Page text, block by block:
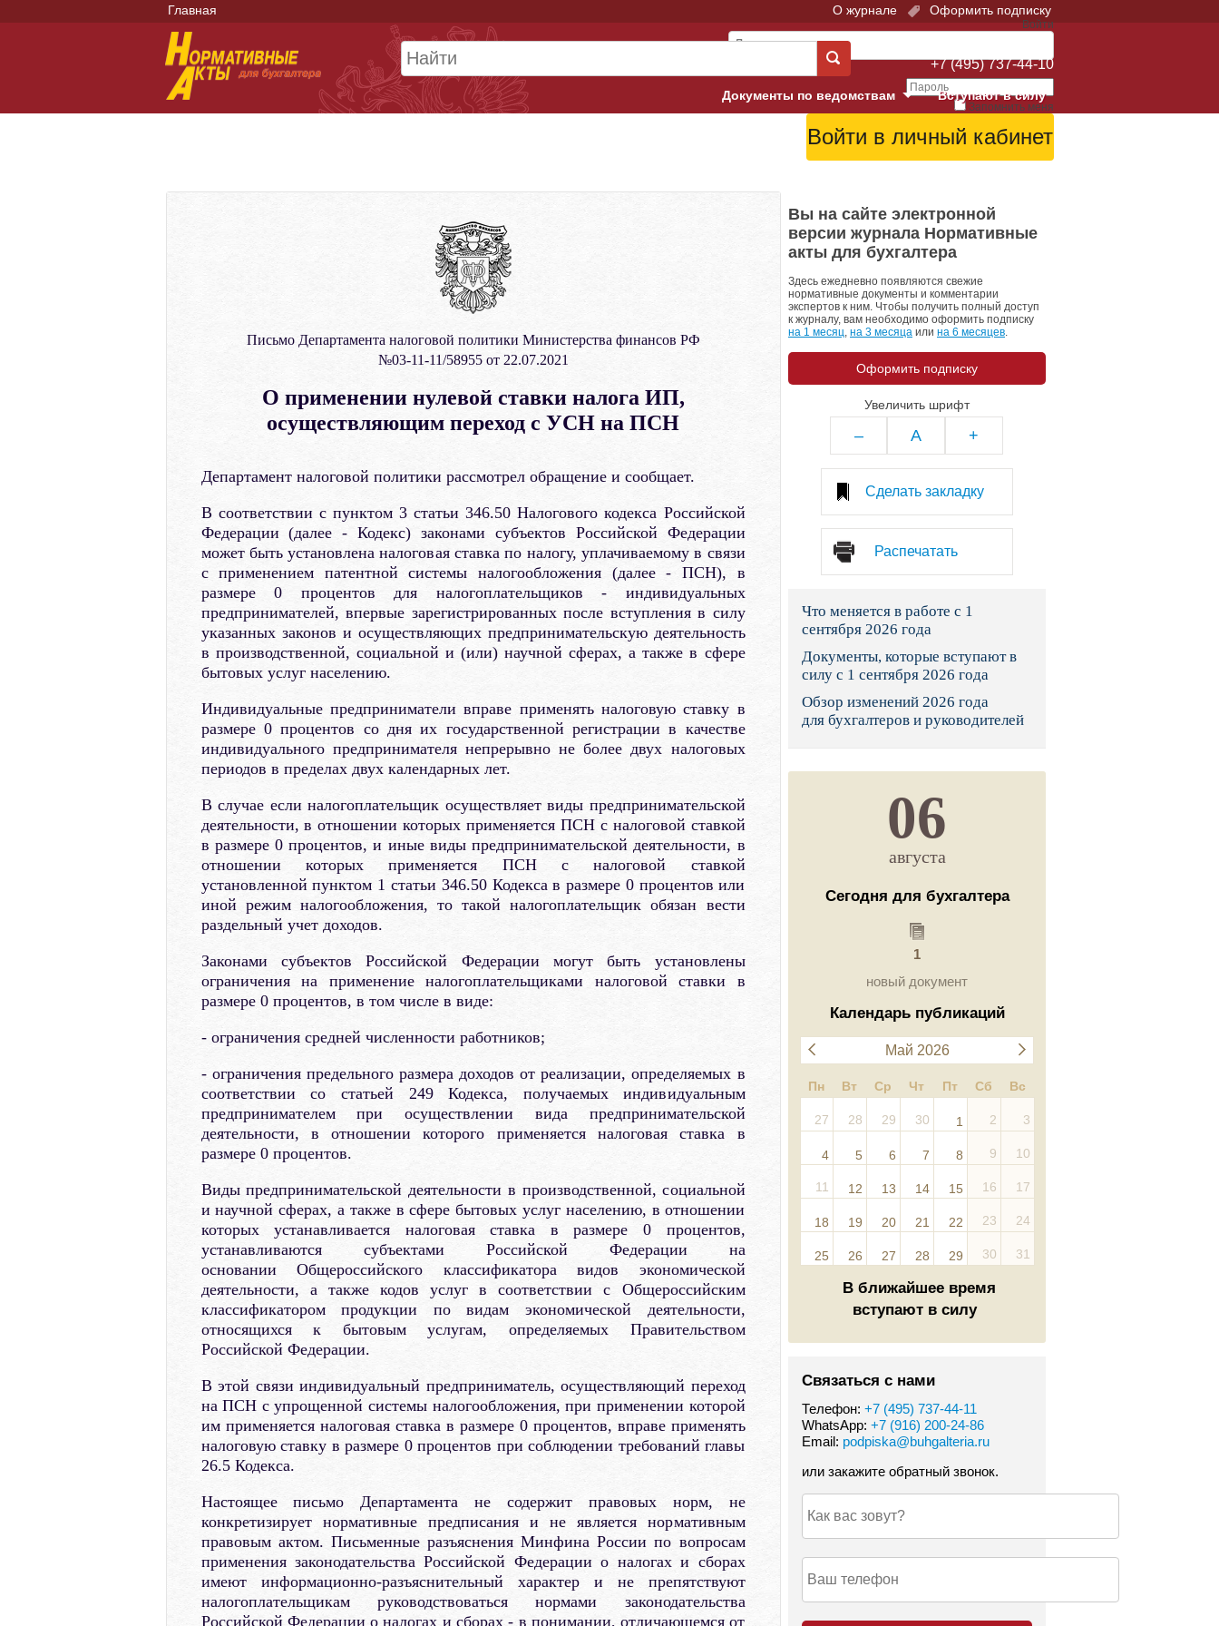
Главная О журнале Оформить подписку
Войти
Запомнить меня
+7 (495) 737-44-10
Вступают в силу
Документы по ведомствам
Арбитражные суды
Верховный Суд
Гострудинспекция в г. Москве
Конституционный Суд
Президент: законы и указы
Роструд
Социальный фонд России
Суд общей юрисдикции
Федеральная налоговая служба
Фонд социального страхования
Письмо Департамента налоговой политики Министерства финансов РФ
№03-11-11/58955 от 22.07.2021
О применении нулевой ставки налога ИП,
осуществляющим переход с УСН на ПСН
Департамент налоговой политики рассмотрел обращение и сообщает.
В соответствии с пунктом 3 статьи 346.50 Налогового кодекса Российской
Федерации (далее - Кодекс) законами субъектов Российской Федерации
может быть установлена налоговая ставка по налогу, уплачиваемому в связи
с применением патентной системы налогообложения (далее - ПСН), в
размере 0 процентов для налогоплательщиков - индивидуальных
предпринимателей, впервые зарегистрированных после вступления в силу
указанных законов и осуществляющих предпринимательскую деятельность
в производственной, социальной и (или) научной сферах, а также в сфере
бытовых услуг населению.
Индивидуальные предприниматели вправе применять налоговую ставку в
размере 0 процентов со дня их государственной регистрации в качестве
индивидуального предпринимателя непрерывно не более двух налоговых
периодов в пределах двух календарных лет.
В случае если налогоплательщик осуществляет виды предпринимательской
деятельности, в отношении которых применяется ПСН с налоговой ставкой
в размере 0 процентов, и иные виды предпринимательской деятельности, в
отношении которых применяется ПСН с налоговой ставкой
установленной пунктом 1 статьи 346.50 Кодекса в размере 0 процентов или
иной режим налогообложения, то такой налогоплательщик обязан вести
раздельный учет доходов.
Законами субъектов Российской Федерации могут быть установлены
ограничения на применение налогоплательщиками налоговой ставки в
размере 0 процентов, в том числе в виде:
- ограничения средней численности работников;
- ограничения предельного размера доходов от реализации, определяемых в
соответствии со статьей 249 Кодекса, получаемых индивидуальным
предпринимателем при осуществлении вида предпринимательской
деятельности, в отношении которого применяется налоговая ставка в
размере 0 процентов.
Виды предпринимательской деятельности в производственной, социальной
и научной сферах, а также в сфере бытовых услуг населению, в отношении
которых устанавливается налоговая ставка в размере 0 процентов,
устанавливаются субъектами Российской Федерации на
основании Общероссийского классификатора видов экономической
деятельности, а также кодов услуг в соответствии с Общероссийским
классификатором продукции по видам экономической деятельности,
относящихся к бытовым услугам, определяемых Правительством
Российской Федерации.
В этой связи индивидуальный предприниматель, осуществляющий переход
на ПСН с упрощенной системы налогообложения, при применении которой
им применяется налоговая ставка в размере 0 процентов, вправе применять
налоговую ставку в размере 0 процентов при соблюдении требований главы
26.5 Кодекса.
Настоящее письмо Департамента не содержит правовых норм, не
конкретизирует нормативные предписания и не является нормативным
правовым актом. Письменные разъяснения Минфина России по вопросам
применения законодательства Российской Федерации о налогах и сборах
имеют информационно-разъяснительный характер и не препятствуют
налогоплательщикам руководствоваться нормами законодательства
Российской Федерации о налогах и сборах - в понимании, отличающемся от
Вы на сайте электронной
версии журнала Нормативные
акты для бухгалтера
Здесь ежедневно появляются свежие
нормативные документы и комментарии
экспертов к ним. Чтобы получить полный доступ
к журналу, вам необходимо оформить подписку
на 1 месяц, на 3 месяца или на 6 месяцев.
Оформить подписку
Увеличить шрифт
– A +
Сделать закладку
Распечатать
Что меняется в работе с 1
сентября 2026 года
Документы, которые вступают в
силу с 1 сентября 2026 года
Обзор изменений 2026 года
для бухгалтеров и руководителей
06
августа
Сегодня для бухгалтера
1
новый документ
Календарь публикаций
Май 2026
Пн Вт Ср Чт Пт Сб Вс
27 28 29 30 1 2 3
4 5 6 7 8 9 10
11 12 13 14 15 16 17
18 19 20 21 22 23 24
25 26 27 28 29 30 31
В ближайшее время
вступают в силу
Связаться с нами
Телефон: +7 (495) 737-44-11
WhatsApp: +7 (916) 200-24-86
Email: podpiska@buhgalteria.ru
или закажите обратный звонок.